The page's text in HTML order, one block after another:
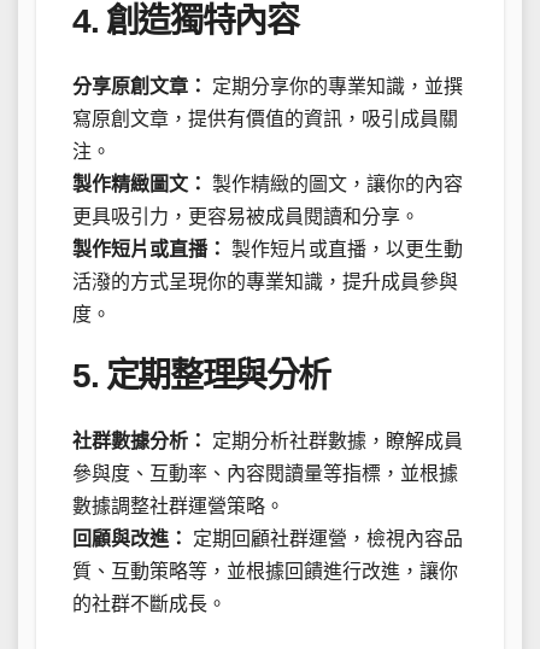
4. 創造獨特內容
分享原創文章：
定期分享你的專業知識，並撰
寫原創文章，提供有價值的資訊，吸引成員關
注。
製作精緻圖文： 製作精緻的圖文，讓你的內容
更具吸引力，更容易被成員閱讀和分享。
製作短片或直播： 製作短片或直播，以更生動
活潑的方式呈現你的專業知識，提升成員參與
度。
5. 定期整理與分析
社群數據分析：
定期分析社群數據，瞭解成員
參與度、互動率、內容閱讀量等指標，並根據
數據調整社群運營策略。
回顧與改進：
定期回顧社群運營，檢視內容品
質、互動策略等，並根據回饋進行改進，讓你
的社群不斷成長。